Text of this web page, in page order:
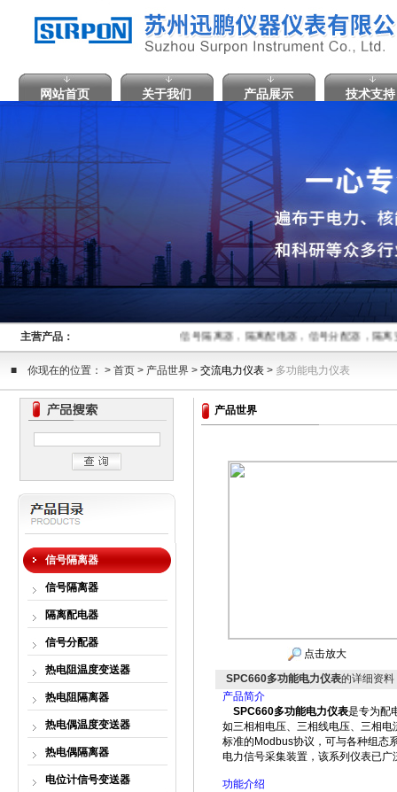
网站首页 关于我们 产品展示 技术支持
主营产品： 信号隔离器，隔离配电器，信号分配器，隔
■ 你现在的位置： > 首页 > 产品世界 > 交流电力仪表 > 多功能电力仪表
信号隔离器
信号隔离器
隔离配电器
信号分配器
热电阻温度变送器
热电阻隔离器
热电偶温度变送器
热电偶隔离器
电位计信号变送器
产品世界
点击放大
SPC660多功能电力仪表的详细资料
产品简介
SPC660多功能电力仪表是专为配
如三相相电压、三相线电压、三相
标准的 Modbus协议，可与各种组态
电力信号采集装置，该系列仪表已广
功能介绍